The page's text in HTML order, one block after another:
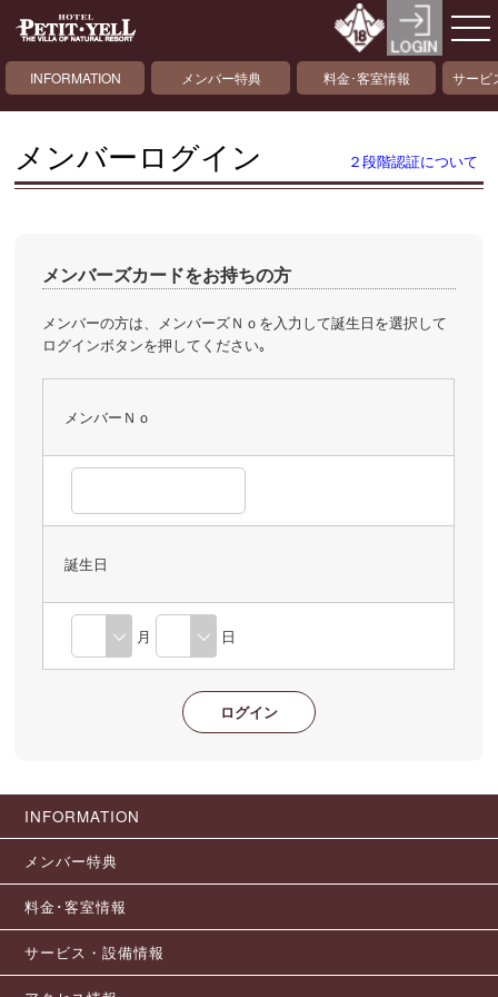
INFORMATION メンバー特典 料金･客室情報 サービ
メンバーログイン ２段階認証について
メンバーズカードをお持ちの方
メンバーの方は、メンバーズＮｏを入力して誕生日を選択して
ログインボタンを押してください｡
メンバーＮｏ
誕生日
月 日
INFORMATION
メンバー特典
料金･客室情報
サービス・設備情報